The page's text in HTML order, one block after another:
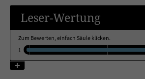
Leser-Wertung
Zum Bewerten, einfach Säule klicken.
1
Name tx_pwcomments_ahash
Anbieter Literatur-Couch Medien
Laufzeit